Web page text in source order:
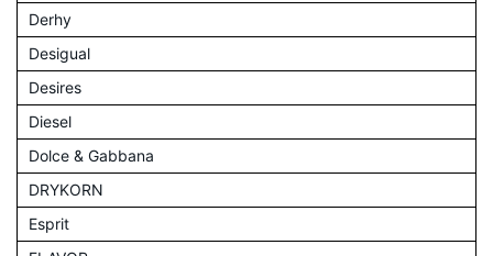
Derhy
Desigual
Desires
Diesel
Dolce & Gabbana
DRYKORN
Esprit